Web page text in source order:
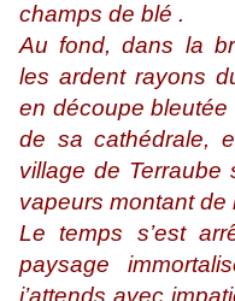
champs de blé .
Au fond, dans la
les ardent rayons
en découpe bleutée
de sa cathédrale,
village de Terraube
vapeurs montant de
Le temps s’est
paysage
j’attends avec